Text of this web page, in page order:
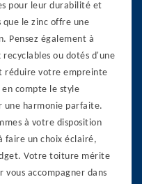
pour leur durabilité et
le zinc offre une
Pensez également à
ou dotés d'une
réduire votre empreinte
compte le style
une harmonie parfaite.
à votre disposition
faire un choix éclairé,
Votre toiture mérite
vous accompagner dans